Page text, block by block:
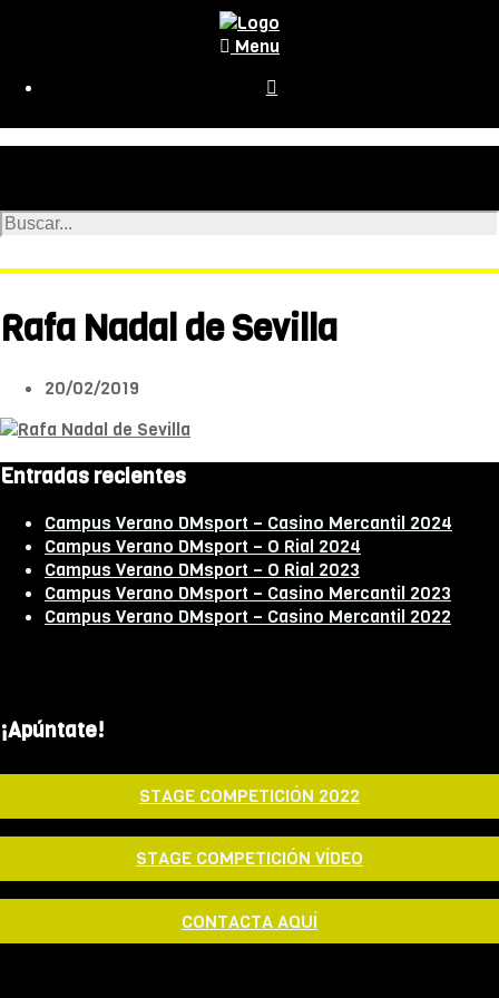
Menu

Rafa Nadal de Sevilla
20/02/2019
Entradas recientes
Campus Verano DMsport – Casino Mercantil 2024
Campus Verano DMsport – O Rial 2024
Campus Verano DMsport – O Rial 2023
Campus Verano DMsport – Casino Mercantil 2023
Campus Verano DMsport – Casino Mercantil 2022
¡Apúntate!
STAGE COMPETICIÓN 2022
STAGE COMPETICIÓN VÍDEO
CONTACTA AQUÍ